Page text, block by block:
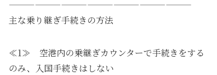
—————————————————————
主な乗り継ぎ手続きの方法
≪1≫ 空港内の乗継ぎカウンターで手続きをする
のみ、入国手続きはしない